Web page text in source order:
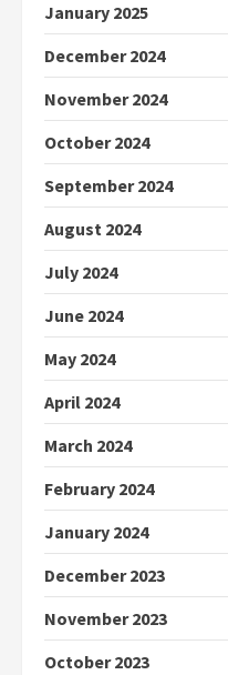
January 2025
December 2024
November 2024
October 2024
September 2024
August 2024
July 2024
June 2024
May 2024
April 2024
March 2024
February 2024
January 2024
December 2023
November 2023
October 2023